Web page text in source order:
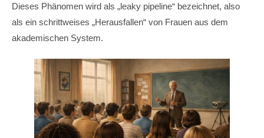
Dieses Phänomen wird als „leaky pipeline“ bezeichnet, also
als ein schrittweises „Herausfallen“ von Frauen aus dem
akademischen System.